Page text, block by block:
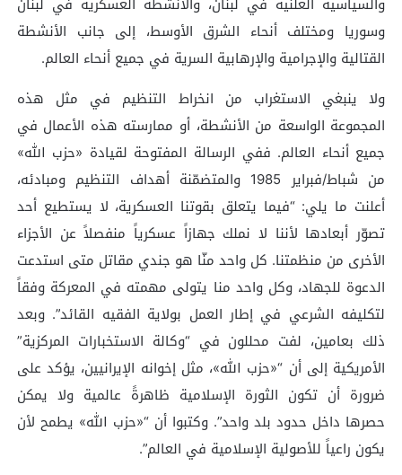
وسوريا ومختلف أنحاء الشرق الأوسط، إلى جانب الأنشطة
القتالية والإجرامية والإرهابية السرية في جميع أنحاء العالم.
ولا ينبغي الاستغراب من انخراط التنظيم في مثل هذه
المجموعة الواسعة من الأنشطة، أو ممارسته هذه الأعمال في
جميع أنحاء العالم. ففي الرسالة المفتوحة لقيادة «حزب الله»
من شباط/فبراير 1985 والمتضمّنة أهداف التنظيم ومبادئه،
أعلنت ما يلي: “فيما يتعلق بقوتنا العسكرية، لا يستطيع أحد
تصوّر أبعادها لأننا لا نملك جهازاً عسكرياً منفصلاً عن الأجزاء
الأخرى من منظمتنا. كل واحد منّا هو جندي مقاتل متى استدعت
الدعوة للجهاد، وكل واحد منا يتولى مهمته في المعركة وفقاً
لتكليفه الشرعي في إطار العمل بولاية الفقيه القائد”. وبعد
ذلك بعامين، لفت محللون في “وكالة الاستخبارات المركزية”
الأمريكية إلى أن “«حزب الله»، مثل إخوانه الإيرانيين، يؤكد على
ضرورة أن تكون الثورة الإسلامية ظاهرةً عالمية ولا يمكن
حصرها داخل حدود بلد واحد”. وكتبوا أن “«حزب الله» يطمح لأن
يكون راعياً للأصولية الإسلامية في العالم”.